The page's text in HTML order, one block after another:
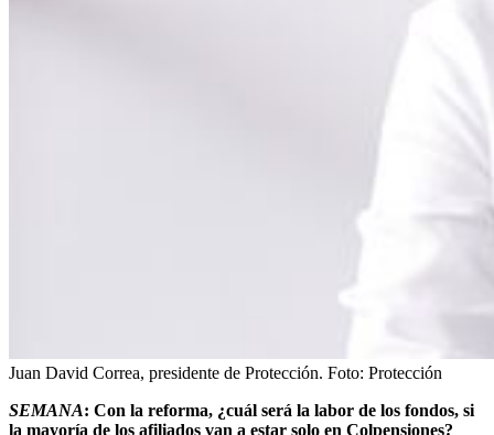
Juan David Correa, presidente de Protección. Foto: Protección
SEMANA: Con la reforma, ¿cuál será la labor de los fondos, si
la mayoría de los afiliados van a estar solo en Colpensiones?